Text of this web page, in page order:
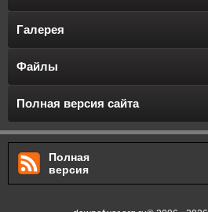
Галерея
Файлы
Полная версия сайта
Полная
версия